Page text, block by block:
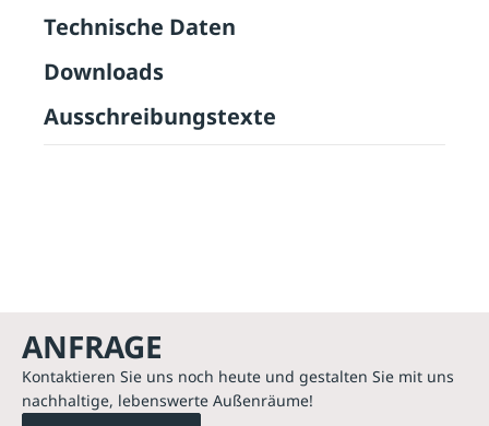
Technische Daten
Downloads
Ausschreibungstexte
ANFRAGE
Kontaktieren Sie uns noch heute und gestalten Sie mit uns
nachhaltige, lebenswerte Außenräume!